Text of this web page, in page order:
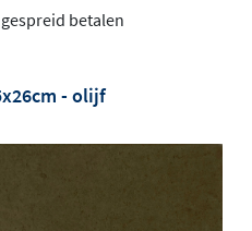
betalen
- olijf